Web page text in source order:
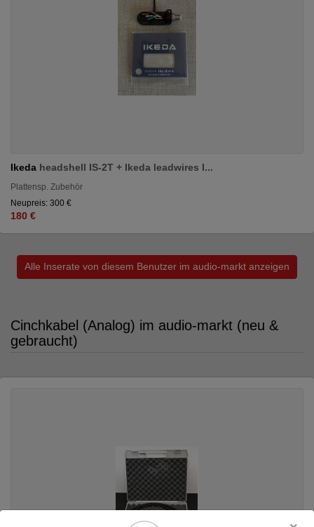
Ikeda headshell IS-2T + Ikeda leadwires I...
Plattensp. Zubehör
Neupreis: 300 €
180 €
Alle Inserate von diesem Benutzer im audio-markt anzeigen
Cinchkabel (Analog) im audio-markt (neu &
gebraucht)